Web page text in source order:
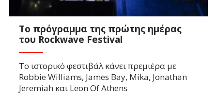
Το πρόγραμμα της πρώτης ημέρας
του Rockwave Festival
Το ιστορικό φεστιβάλ κάνει πρεμιέρα με
Robbie Williams, James Bay, Mika, Jonathan
Jeremiah και Leon Of Athens